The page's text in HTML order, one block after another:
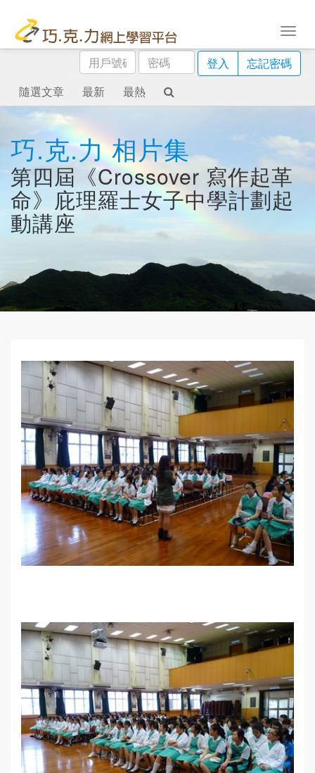
用
戶
號
碼
密
碼
登入
忘記密碼
隨選文章
最新 最熱
巧.克.力 相片集
第四屆《Crossover 寫作起革
命》庇理羅士女子中學計劃起
動講座